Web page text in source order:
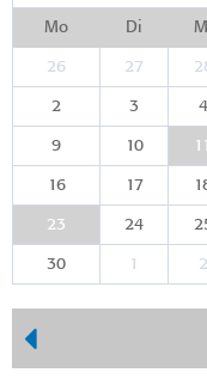
Mo Di
26 27
2 3 4
9 10 11
16 17
23 24
30 1 2